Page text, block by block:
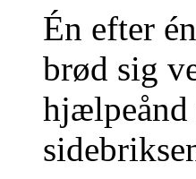
Én efter
brød sig
hjælpeånd